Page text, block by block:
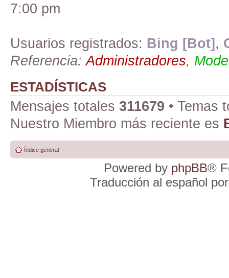
7:00 pm
Usuarios registrados: Bing [Bot] ,
Referencia:Administradores,
ESTADÍSTICAS
Mensajes totales 311679 • Temas
Nuestro Miembro más reciente es
Índice general
Powered by phpBB®
Traducción al español